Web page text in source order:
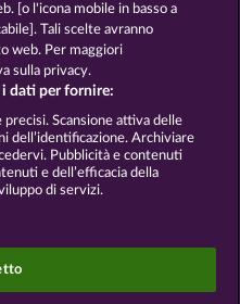
e cookies
FAQ
di recesso
volti esclusivamente
esercitano alcuna
[o l'icona mobile in basso a
Tali scelte avranno
web. Per maggiori
sulla privacy.
dati per fornire:
Scansione attiva delle
dell’identificazione. Archiviare
Pubblicità e contenuti
e dell’efficacia della
di servizi.